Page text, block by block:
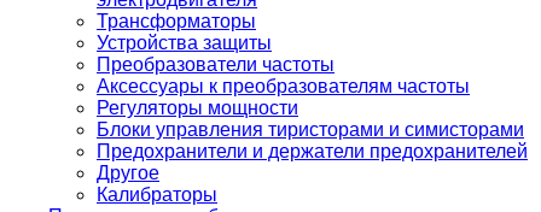
Трансформаторы
Устройства защиты
Преобразователи частоты
Аксессуары к преобразователям частоты
Регуляторы мощности
Блоки управления тиристорами и симисторами
Предохранители и держатели предохранителей
Другое
Калибраторы